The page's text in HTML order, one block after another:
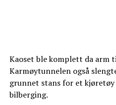
Kaoset ble komplett da arm
Karmøytunnelen også
grunnet stans for et kjøretøy
bilberging.